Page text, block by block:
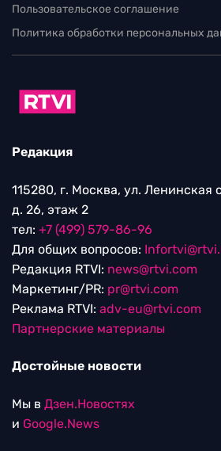
Пользовательское соглашение
Политика обработки персональных
Редакция
115280, г. Москва, ул. Ленинская
д. 26, этаж 2
тел: +7 (499) 579-86-96
Для общих вопросов:
Редакция RTVI: news@rtvi.com
Маркетинг/PR: pr@rtvi.com
Реклама RTVI: adv-eu@rtvi.com
Партнерские материалы
Достойные новости
Мы в Дзен.Новостях
и Google.News